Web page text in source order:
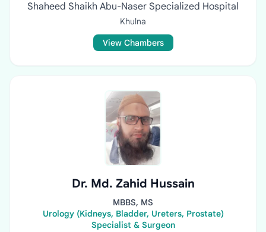
Shaheed Shaikh Abu-Naser Specialized Hospital
Khulna
View Chambers
Dr. Md. Zahid Hussain
MBBS, MS
Urology (Kidneys, Bladder, Ureters, Prostate)
Specialist & Surgeon